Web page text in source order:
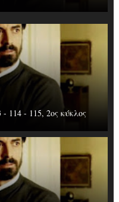
114 - 115, 2ος κύκλος